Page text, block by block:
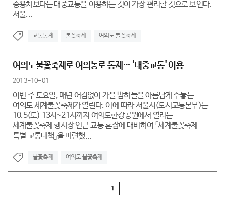
승용차보다는 대중교통을 이용하는 것이 가장 편리할 것으로 보인다.
서울...
교통통제 불꽃축제 여의도 불꽃축제
여의도불꽃축제로 여의동로 통제… '대중교통' 이용
2013-10-01
이번 주 토요일, 매년 어김없이 가을 밤하늘을 아름답게 수놓는
여의도 세계불꽃축제가 열린다. 이에 따라 서울시(도시교통본부)는
10.5(토) 13시~21시까지 여의도한강공원에서 열리는
세계불꽃축제 행사장 인근 교통 혼잡에 대비하여 「세계불꽃축제
특별 교통대책」을 마련했...
불꽃축제 여의도 불꽃축제
1